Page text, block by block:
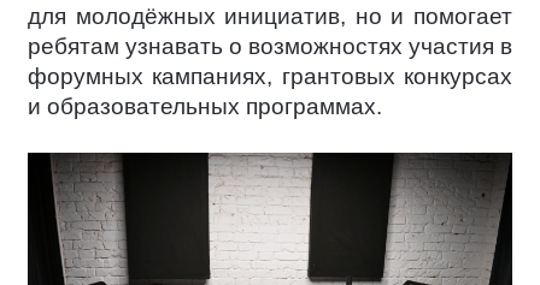
для молодёжных инициатив, но и помогает
ребятам узнавать о возможностях участия в
форумных кампаниях, грантовых конкурсах
и образовательных программах.